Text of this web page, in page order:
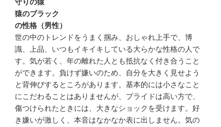
守りの猿
猿のブラック
の性格（男性）
世の中のトレンドをうまく掴み、おしゃれ上手で、博
識、上品、いつもイキイキしている大らかな性格の人で
す。気が若く、年の離れた人とも抵抗なく付き合うこと
ができます。負けず嫌いのため、自分を大きく見せよう
と背伸びするところがあります。基本的には小さなこと
にこだわることはありませんが、プライドは高い方で、
傷つけられたときには、大きなショックを受けます。好
き嫌いが激しく、本音はなかなか表に出しません。気の